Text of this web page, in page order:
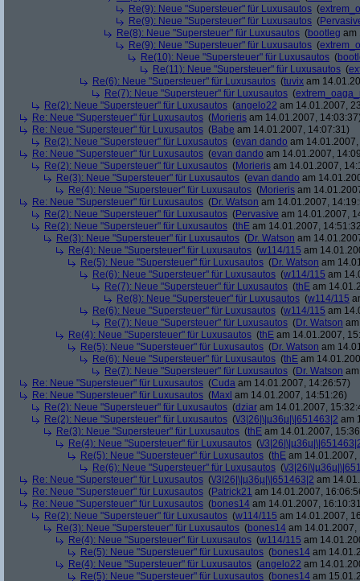
Re(9): Neue "Supersteuer" für Luxusautos (
Re(9): Neue "Supersteuer" für Luxusautos (
Re(8): Neue "Supersteuer" für Luxusautos (bootleg am
Re(9): Neue "Supersteuer" für Luxusautos (
Re(10): Neue "Supersteuer" für Luxusautos (
Re(11): Neue "Supersteuer" für Luxusautos (
Re(6): Neue "Supersteuer" für Luxusautos (tuvix am
Re(7): Neue "Supersteuer" für Luxusautos (
Re(2): Neue "Supersteuer" für Luxusautos (angelo22 am 14.01.2007,
Re: Neue "Supersteuer" für Luxusautos (Morieris am 14.01.2007,
Re: Neue "Supersteuer" für Luxusautos (Babe am 14.01.2007, 14:07:31)
Re(2): Neue "Supersteuer" für Luxusautos (evan dando am
Re: Neue "Supersteuer" für Luxusautos (evan dando am 14.01.2007,
Re(2): Neue "Supersteuer" für Luxusautos (Morieris am 14.01.2007,
Re(3): Neue "Supersteuer" für Luxusautos (evan dando am
Re(4): Neue "Supersteuer" für Luxusautos (Morieris am
Re: Neue "Supersteuer" für Luxusautos (Dr. Watson am 14.01.2007,
Re(2): Neue "Supersteuer" für Luxusautos (Pervasive am 14.01.2007,
Re(2): Neue "Supersteuer" für Luxusautos (thE am 14.01.2007,
Re(3): Neue "Supersteuer" für Luxusautos (Dr. Watson am
Re(4): Neue "Supersteuer" für Luxusautos (w114/115 am
Re(5): Neue "Supersteuer" für Luxusautos (Dr. Watson am
Re(6): Neue "Supersteuer" für Luxusautos (w114/115 am
Re(7): Neue "Supersteuer" für Luxusautos (thE am
Re(8): Neue "Supersteuer" für Luxusautos (w114/115
Re(6): Neue "Supersteuer" für Luxusautos (w114/115 am
Re(7): Neue "Supersteuer" für Luxusautos (Dr. Watson
Re(4): Neue "Supersteuer" für Luxusautos (thE am 14.01.2007,
Re(5): Neue "Supersteuer" für Luxusautos (Dr. Watson am
Re(6): Neue "Supersteuer" für Luxusautos (thE am
Re(7): Neue "Supersteuer" für Luxusautos (Dr. Watson
Re: Neue "Supersteuer" für Luxusautos (Cuda am 14.01.2007, 14:26:57)
Re: Neue "Supersteuer" für Luxusautos (Maxl am 14.01.2007, 14:51:26)
Re(2): Neue "Supersteuer" für Luxusautos (dziar am 14.01.2007,
Re(2): Neue "Supersteuer" für Luxusautos (\/3|26|\|µ36µ|\|651463|2 am
Re(3): Neue "Supersteuer" für Luxusautos (thE am 14.01.2007,
Re(4): Neue "Supersteuer" für Luxusautos (\/
Re(5): Neue "Supersteuer" für Luxusautos (thE am 14.01.2007,
Re(6): Neue "Supersteuer" für Luxusautos (\/
Re: Neue "Supersteuer" für Luxusautos (\/3|26|\|µ36µ|\|651463|2 am
Re: Neue "Supersteuer" für Luxusautos (Patrick21 am 14.01.2007,
Re: Neue "Supersteuer" für Luxusautos (bones14 am 14.01.2007,
Re(2): Neue "Supersteuer" für Luxusautos (w114/115 am 14.01.2007,
Re(3): Neue "Supersteuer" für Luxusautos (bones14 am 14.01.2007,
Re(4): Neue "Supersteuer" für Luxusautos (w114/115 am
Re(5): Neue "Supersteuer" für Luxusautos (bones14 am
Re(4): Neue "Supersteuer" für Luxusautos (angelo22 am
Re(5): Neue "Supersteuer" für Luxusautos (bones14 am